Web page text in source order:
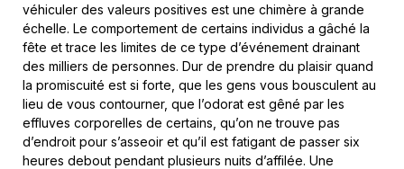
véhiculer des valeurs positives est une chimère à grande
échelle. Le comportement de certains individus a gâché la
fête et trace les limites de ce type d’événement drainant
des milliers de personnes. Dur de prendre du plaisir quand
la promiscuité est si forte, que les gens vous bousculent au
lieu de vous contourner, que l’odorat est gêné par les
effluves corporelles de certains, qu’on ne trouve pas
d’endroit pour s’asseoir et qu’il est fatigant de passer six
heures debout pendant plusieurs nuits d’affilée. Une